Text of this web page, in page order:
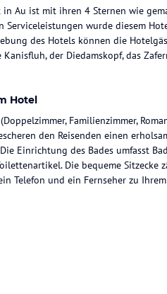
Au ist mit ihren 4 Sternen wie
wurde diesem
des Hotels können die
der Diedamskopf, das
Hotel
Familienzimmer,
den Reisenden einen
Einrichtung des Bades umfasst
Die bequeme Sitzecke
Telefon und ein Fernseher zu
oder Frühstück als Verpflegung.